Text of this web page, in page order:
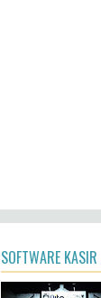
SOFTWARE